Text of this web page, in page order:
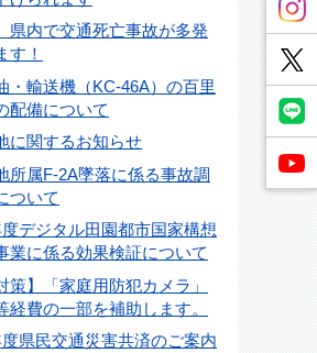
県内で交通死亡事故が多発
す！
・輸送機（KC-46A）の百里
配備について
に関するお知らせ
所属F-2A墜落に係る事故調
ついて
デジタル田園都市国家構想
業に係る効果検証について
策】「家庭用防犯カメラ」
経費の一部を補助します。
県民交通災害共済のご案内